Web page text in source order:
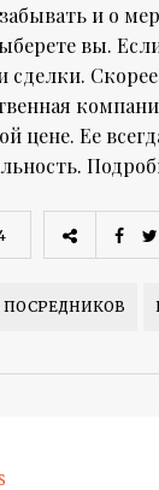
и о
вы.
сделки.
цене. Ее
ПОСРЕДНИКОВ